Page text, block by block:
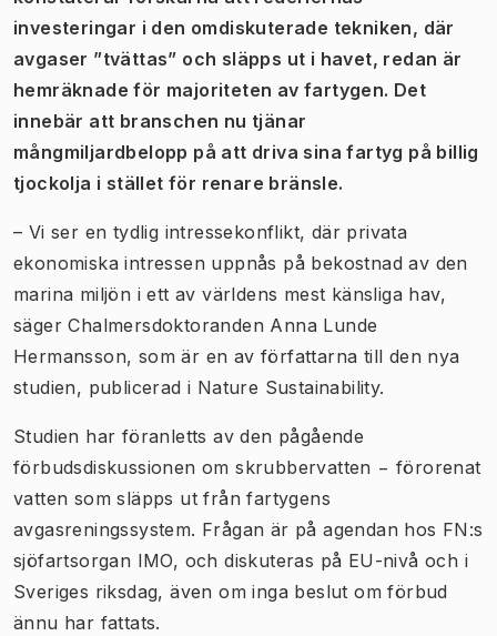
investeringar i den omdiskuterade tekniken, där
avgaser ”tvättas” och släpps ut i havet, redan är
hemräknade för majoriteten av fartygen. Det
innebär att branschen nu tjänar
mångmiljardbelopp på att driva sina fartyg på billig
tjockolja i stället för renare bränsle.
– Vi ser en tydlig intressekonflikt, där privata
ekonomiska intressen uppnås på bekostnad av den
marina miljön i ett av världens mest känsliga hav,
säger Chalmersdoktoranden Anna Lunde
Hermansson, som är en av författarna till den nya
studien, publicerad i Nature Sustainability.
Studien har föranletts av den pågående
förbudsdiskussionen om skrubbervatten − förorenat
vatten som släpps ut från fartygens
avgasreningssystem. Frågan är på agendan hos FN:s
sjöfartsorgan IMO, och diskuteras på EU-nivå och i
Sveriges riksdag, även om inga beslut om förbud
ännu har fattats.